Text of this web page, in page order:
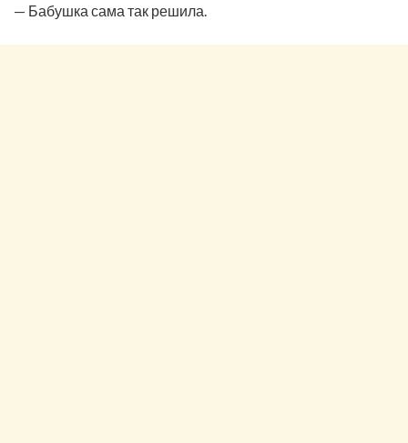
— Бабушка сама так решила.